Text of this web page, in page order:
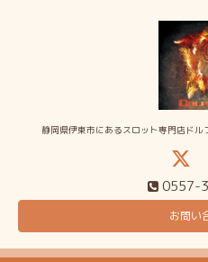
静岡県伊東市にあるスロット専門店ド
0557-
お問い